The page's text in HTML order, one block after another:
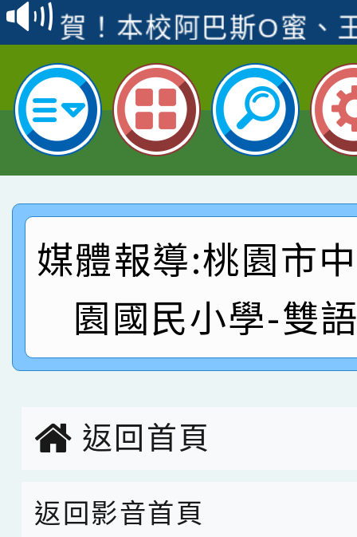
賽 洪綺君教師榮獲社
名
賀！本校阿巴斯O蜜、
倩參加桃園市科展 國
名 指導老師王老師、
賀！本校四年二班張O
園市英語競賽國小朗讀
指導老師林老師
賀！本校參加桃園市中
賽 劉文瑛教師榮獲教
臺灣台語-第二名
賀！本校參與2026世
市賽榮獲科學小創客佳
創客第三名。
賀！本校參加桃園市中
賽 洪綺君教師榮獲社
賀！本校阿巴斯O蜜、
倩參加桃園市科展 國
名 指導老師王老師、
賀！本校四年二班張O
園市英語競賽國小朗
賀！本校參加桃園市中
臺灣台語-第二名
市賽榮獲科學小創客佳
媒體報導:桃園市
園國民小學-雙
返回首頁
返回影音首頁